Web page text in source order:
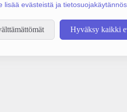
lisää evästeistä ja
Hyväksy kaikki